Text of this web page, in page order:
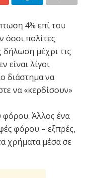
4% επί του
όσοι πολίτες
μέχρι τις
είναι λίγοι
διάστημα να
να «κερδίσουν»
Άλλος ένα
φόρου – εξπρές,
χρήματα μέσα σε